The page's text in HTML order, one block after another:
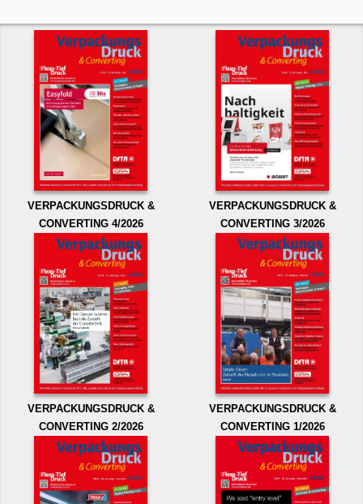
VERPACKUNGSDRUCK &
CONVERTING 4/2026
VERPACKUNGSDRUCK &
CONVERTING 3/2026
VERPACKUNGSDRUCK &
CONVERTING 2/2026
VERPACKUNGSDRUCK &
CONVERTING 1/2026